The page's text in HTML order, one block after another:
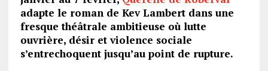
adapte le roman de Kev Lambert dans une
fresque théâtrale ambitieuse où lutte
ouvrière, désir et violence sociale
s’entrechoquent jusqu’au point de rupture.